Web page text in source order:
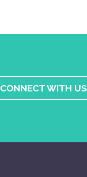
CONNECT WITH US